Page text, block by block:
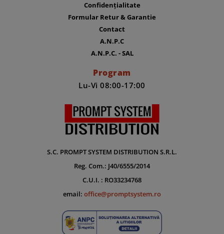
Confidențialitate
Formular Retur & Garantie
Contact
A.N.P.C
A.N.P.C. - SAL
Program
Lu-Vi 08:00-17:00
S.C. PROMPT SYSTEM DISTRIBUTION S.R.L.
Reg. Com.: J40/6555/2014
C.U.I. : RO33234768
email: office@promptsystem.ro